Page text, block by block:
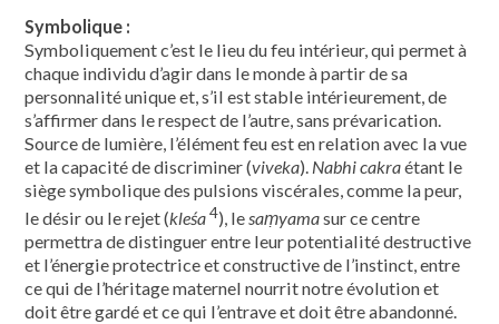
Symbolique :
Symboliquement c’est le lieu du feu intérieur, qui permet à
chaque individu d’agir dans le monde à partir de sa
personnalité unique et, s’il est stable intérieurement, de
s’affirmer dans le respect de l’autre, sans prévarication.
Source de lumière, l’élément feu est en relation avec la vue
et la capacité de discriminer (viveka). Nabhi cakraétant le
siège symbolique des pulsions viscérales, comme la peur,
le désir ou le rejet (kleśa 4), lesaṃyamasur ce centre
permettra de distinguer entre leur potentialité destructive
et l’énergie protectrice et constructive de l’instinct, entre
ce qui de l’héritage maternel nourrit notre évolution et
doit être gardé et ce qui l’entrave et doit être abandonné.